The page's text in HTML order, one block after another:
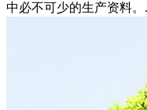
中必不可少的生产资料。